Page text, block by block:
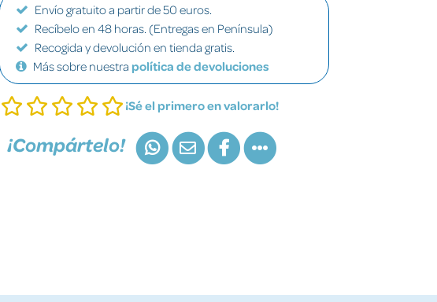
Envío gratuito a partir de 50 euros.
Recíbelo en 48 horas. (Entregas en Península)
Recogida y devolución en tienda gratis.
Más sobre nuestra política de devoluciones
¡Sé el primero en valorarlo!
¡Compártelo!